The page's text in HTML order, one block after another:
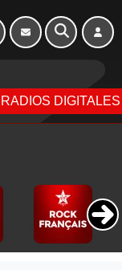
RADIOS DIGITALES
Week-end de 06h
à 12h